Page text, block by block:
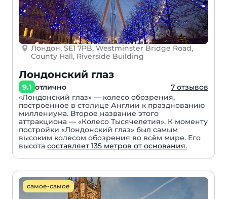
Лондон, SE1 7PB, Westminster Bridge Road,
County Hall, Riverside Building
Лондонский глаз
9.1 отлично
7 отзывов
«Лондонский глаз» — колесо обозрения,
построенное в столице Англии к празднованию
миллениума. Второе название этого
аттракциона — «Колесо Тысячелетия». К моменту
постройки «Лондонский глаз» был самым
высоким колесом обозрения во всём мире. Его
высота составляет 135 метров от основания.
самое-самое